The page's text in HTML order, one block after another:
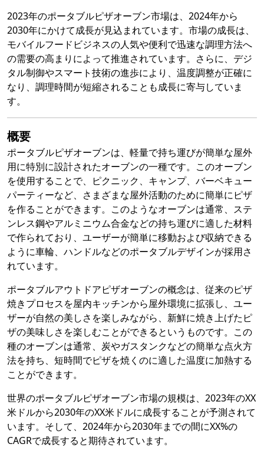
2023年のポータブルピザオーブン市場は、2024年から
2030年にかけて成長が見込まれています。市場の成長は、
モバイルフードビジネスの人気や便利で迅速な調理方法へ
の需要の高まりによって推進されています。さらに、デジ
タル制御やスマート技術の進歩により、温度調整が正確に
なり、調理時間が短縮されることも成長に寄与していま
す。
概要
ポータブルピザオーブンは、軽量で持ち運びが簡単な屋外
用に特別に設計されたオーブンの一種です。このオーブン
を使用することで、ピクニック、キャンプ、バーベキュー
パーティーなど、さまざまな屋外活動のために簡単にピザ
を作ることができます。このようなオーブンは通常、ステ
ンレス鋼やアルミニウム合金などの持ち運びに適した材料
で作られており、ユーザーが簡単に移動および収納できる
ように車輪、ハンドルなどのポータブルデザインが採用さ
れています。
ポータブルアウトドアピザオーブンの概念は、従来のピザ
焼きプロセスを屋内キッチンから屋外環境に拡張し、ユー
ザーが自然の美しさを楽しみながら、新鮮に焼き上げたピ
ザの美味しさを楽しむことができるというものです。この
種のオーブンは通常、炭やガスタンクなどの簡単な点火方
法を持ち、短時間でピザを焼くのに適した温度に加熱する
ことができます。
世界のポータブルピザオーブン市場の規模は、2023年のXX
米ドルから2030年のXX米ドルに成長することが予測されて
います。そして、2024年から2030年までの間にXX%の
CAGRで成長すると期待されています。